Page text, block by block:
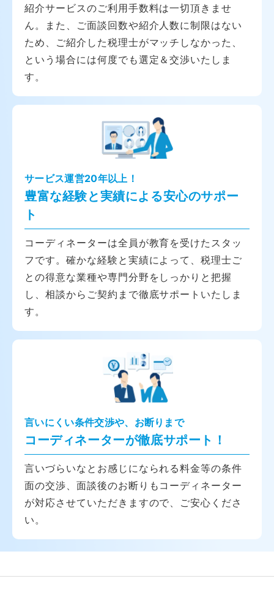
紹介サービスのご利用手数料は一切頂きませ
ん。また、ご面談回数や紹介人数に制限はない
ため、ご紹介した税理士がマッチしなかった、
という場合には何度でも選定＆交渉いたしま
す。
サービス運営20年以上！
豊富な経験と実績による安心のサポー
ト
コーディネーターは全員が教育を受けたスタッ
フです。確かな経験と実績によって、税理士ご
との得意な業種や専門分野をしっかりと把握
し、相談からご契約まで徹底サポートいたしま
す。
言いにくい条件交渉や、お断りまで
コーディネーターが徹底サポート！
言いづらいなとお感じになられる料金等の条件
面の交渉、面談後のお断りもコーディネーター
が対応させていただきますので、ご安心くださ
い。